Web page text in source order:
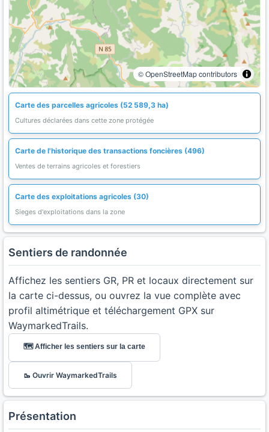
© OpenStreetMap contributors
Carte des parcelles agricoles (52 589,3 ha)
Cultures déclarées dans cette zone protégée
Carte de l'historique des transactions foncières (496)
Ventes de terrains agricoles et forestiers
Carte des exploitations agricoles (30)
Sieges d'exploitations dans la zone
Sentiers de randonnée
Affichez les sentiers GR, PR et locaux directement sur
la carte ci-dessus, ou ouvrez la vue complète avec
profil altimétrique et téléchargement GPX sur
WaymarkedTrails.
🗺️ Afficher les sentiers sur la carte
🥾 Ouvrir WaymarkedTrails
Présentation